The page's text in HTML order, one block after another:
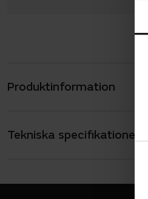
Produktinformation
Tekniska specifikationer